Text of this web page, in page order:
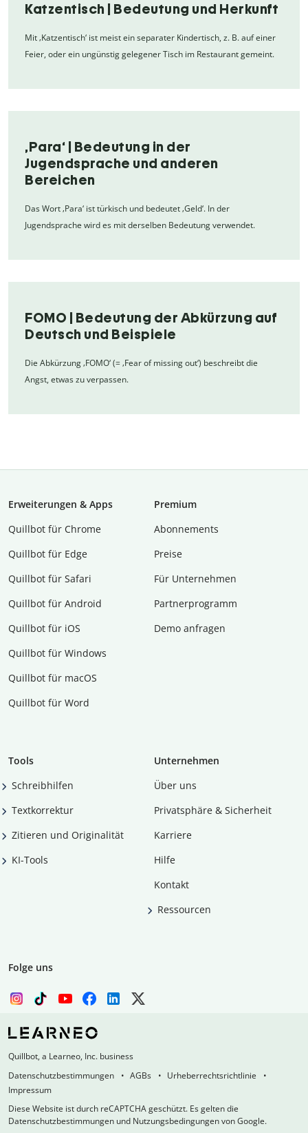
Katzentisch | Bedeutung und Herkunft
Mit ‚Katzentisch‘ ist meist ein separater Kindertisch, z. B. auf einer
Feier, oder ein ungünstig gelegener Tisch im Restaurant gemeint.
‚Para‘ | Bedeutung in der
Jugendsprache und anderen
Bereichen
Das Wort ‚Para‘ ist türkisch und bedeutet ‚Geld‘. In der
Jugendsprache wird es mit derselben Bedeutung verwendet.
FOMO | Bedeutung der Abkürzung auf
Deutsch und Beispiele
Die Abkürzung ‚FOMO‘ (= ‚Fear of missing out‘) beschreibt die
Angst, etwas zu verpassen.
Erweiterungen & Apps
Quillbot für Chrome
Quillbot für Edge
Quillbot für Safari
Quillbot für Android
Quillbot für iOS
Quillbot für Windows
Quillbot für macOS
Quillbot für Word
Premium
Abon­ne­ments
Preise
Für Unternehmen
Partnerprogramm
Demo anfragen
Tools
Schreibhilfen
Textkorrektur
Zitieren und Originalität
KI-Tools
Unternehmen
Über uns
Privatsphäre & Sicherheit
Karriere
Hilfe
Kontakt
Ressourcen
Folge uns
Quillbot, a Learneo, Inc. business
Datenschutzbestimmungen
AGBs
Urheberrechtsrichtlinie
Impressum
Diese Website ist durch reCAPTCHA geschützt. Es gelten die
Datenschutzbestimmungen und Nutzungsbedingungen von Google.